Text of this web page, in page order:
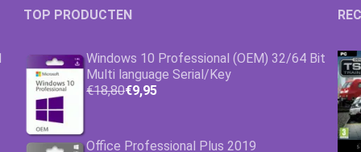
TOP PRODUCTEN
Windows 10 Professional (OEM) 32/64 Bit
Multi language Serial/Key
€18,80€9,95
Office Professional Plus 2019